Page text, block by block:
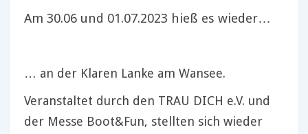
Am 30.06 und 01.07.2023 hieß es wieder…
… an der Klaren Lanke am Wansee.
Veranstaltet durch den TRAU DICH e.V. und
der Messe Boot&Fun, stellten sich wieder